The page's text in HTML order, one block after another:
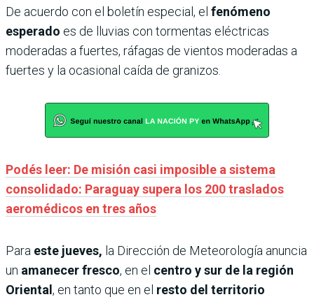
De acuerdo con el boletín especial, el fenómeno
esperado es de lluvias con tormentas eléctricas
moderadas a fuertes, ráfagas de vientos moderadas a
fuertes y la ocasional caída de granizos.
Podés leer: De misión casi imposible a sistema
consolidado: Paraguay supera los 200 traslados
aeromédicos en tres años
Para este jueves, la Dirección de Meteorología anuncia
un amanecer fresco, en el centro y sur de la región
Oriental, en tanto que en el resto del territorio